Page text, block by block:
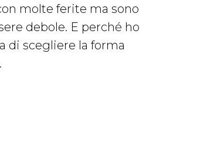
molte ferite ma sono
debole. E perché ho
di scegliere la forma